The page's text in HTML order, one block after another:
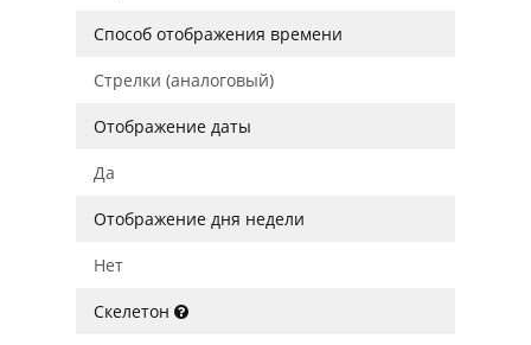
Способ отображения времени
Стрелки (аналоговый)
Отображение даты
Да
Отображение дня недели
Нет
Скелетон